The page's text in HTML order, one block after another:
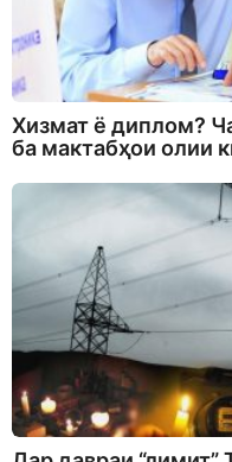
Хизмат ё диплом?
ба мактабҳои олии